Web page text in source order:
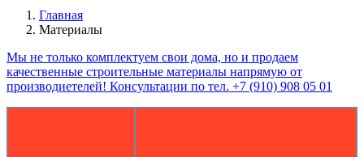
Главная
Материалы
Мы не только комплектуем свои дома, но и продаем
качественные строительные материалы напрямую от
производиетелей! Консультации по тел. +7 (910) 908 05 01